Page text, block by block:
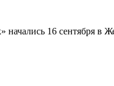
16 сентября в